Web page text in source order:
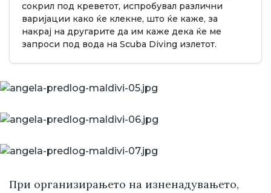
сокрил под креветот, испробувал различни
варијации како ќе клекне, што ќе каже, за
накрај на другарите да им каже дека ќе ме
запроси под вода на Scuba Diving излетот.
При организирањето на изненадувањето,